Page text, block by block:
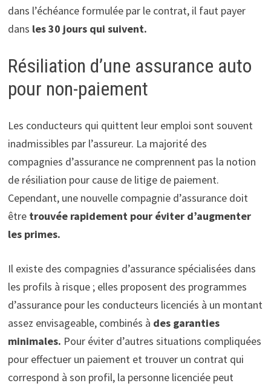
dans l’échéance formulée par le contrat, il faut payer
dans les 30 jours qui suivent.
Résiliation d’une assurance auto
pour non-paiement
Les conducteurs qui quittent leur emploi sont souvent
inadmissibles par l’assureur. La majorité des
compagnies d’assurance ne comprennent pas la notion
de résiliation pour cause de litige de paiement.
Cependant, une nouvelle compagnie d’assurance doit
être trouvée rapidement pour éviter d’augmenter
les primes.
Il existe des compagnies d’assurance spécialisées dans
les profils à risque ; elles proposent des programmes
d’assurance pour les conducteurs licenciés à un montant
assez envisageable, combinés à des garanties
minimales. Pour éviter d’autres situations compliquées
pour effectuer un paiement et trouver un contrat qui
correspond à son profil, la personne licenciée peut